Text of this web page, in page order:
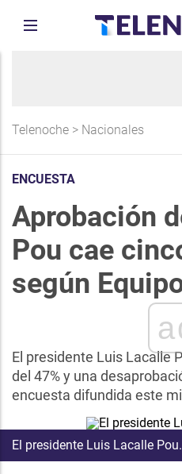
Telenoche > Nacionales
ENCUESTA
Aprobación
Pou cae
según
El presidente Luis Lacalle
del 47% y una
encuesta difundida este
El presidente Luis Lacalle Pou.